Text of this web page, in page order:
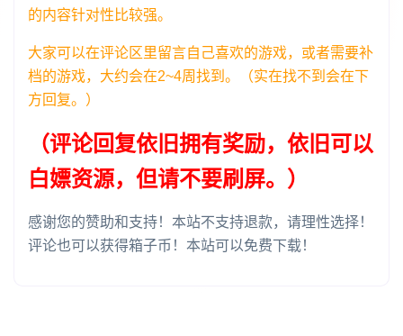
的内容针对性比较强。
大家可以在评论区里留言自己喜欢的游戏，或者需要补
档的游戏，大约会在2~4周找到。（实在找不到会在下
方回复。）
（评论回复依旧拥有奖励，依旧可以
白嫖资源，但请不要刷屏。）
感谢您的赞助和支持！本站不支持退款，请理性选择！
评论也可以获得箱子币！本站可以免费下载！